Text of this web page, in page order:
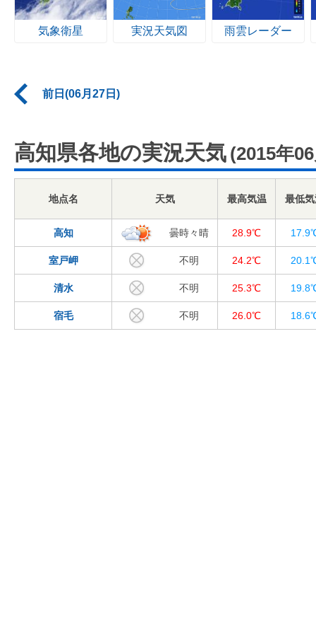
気象衛星 実況天気図 雨雲レーダー
前日(06月27日)
高知県各地の実況天気 (2015年
地点名 天気 最高気温 最低
高知 曇時々晴 28.9℃
室戸岬 不明 24.2℃
清水 不明 25.3℃
宿毛 不明 26.0℃